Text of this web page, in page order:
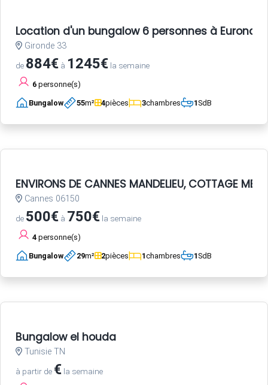
Location d'un bungalow 6 personnes à Euronat
Gironde 33
de 884€ à 1245€ la semaine
6 personne(s)
Bungalow 55m² 4pièces 3chambres 1SdB
ENVIRONS DE CANNES MANDELIEU, COTTAGE
Cannes 06150
de 500€ à 750€ la semaine
4 personne(s)
Bungalow 29m² 2pièces 1chambres 1SdB
Bungalow el houda
Tunisie TN
à partir de € la semaine